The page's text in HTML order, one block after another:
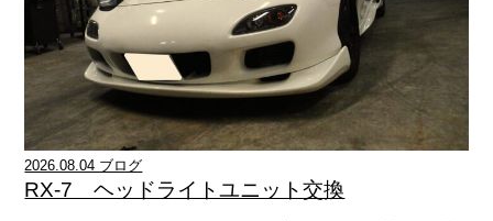
2026.08.04 ブログ
RX-7 ヘッドライトユニット交換